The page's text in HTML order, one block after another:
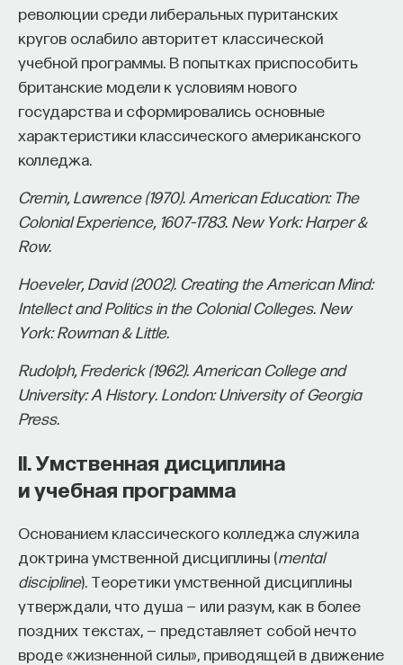
революции среди либеральных пуританских
кругов ослабило авторитет классической
учебной программы. В попытках приспособить
британские модели к условиям нового
государства и сформировались основные
характеристики классического американского
колледжа.
Cremin, Lawrence (1970). American Education: The
Colonial Experience, 1607–1783. New York: Harper &
Row.
Hoeveler, David (2002). Creating the American Mind:
Intellect and Politics in the Colonial Colleges. New
York: Rowman & Little.
Rudolph, Frederick (1962). American College and
University: A History. London: University of Georgia
Press.
II. Умственная дисциплина
и учебная программа
Основанием классического колледжа служила
доктрина умственной дисциплины (mental
discipline). Теоретики умственной дисциплины
утверждали, что душа — или разум, как в более
поздних текстах, — представляет собой нечто
вроде «жизненной силы», приводящей в движение
Для уже готовых специалистов достаточно
оставить информацию о себе: образование, опыт
работы, навыки, интересы и владение
иностранными языками. КомандаNaukka Talents
будет искать, где эти навыки могут быть
применены, и поможет найти международную
deep tech
сможет раскрыть свои таланты.​ Для тех, кто ещё
набирается опыта, сервис предлагает вебинары
и индивидуальные консультации, чтобы понять,
запущена серия спецпроектов, рассказывающих
о разных индустриях и их устройстве.​
в исследовательской сфере — это ваш шанс
выйти на глобальный уровень. Помогите вместе
приблизить Четвёртую индустриальную
будущем! ​
чтобы стать участником программы:
https://postnauka.org/link/tal1125_blog1
11/24/2025